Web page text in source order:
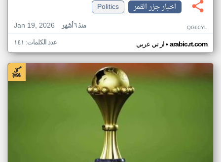
اخبار جزر القمر
Politics
Jan 19, 2026
منذ ٦ أشهر QG60YL
ار تي عربي• arabic.rt.com عدد الكلمات: ١٤١